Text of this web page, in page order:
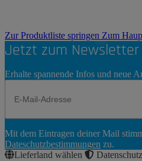
Zur Produktliste springen Zum
Jetzt zum Newsletter
Erhalte spannende Infos und neue
Abonnieren
Mit dem Eintragen deiner Mail
Dateschutzbestimmungen zu.
Lieferland wählen